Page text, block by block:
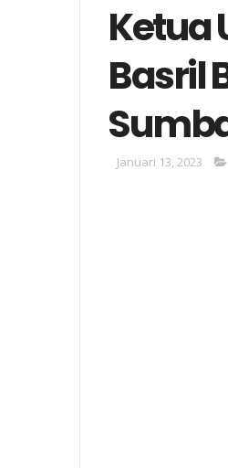
Ketua
Basril
Januari 13, 2023